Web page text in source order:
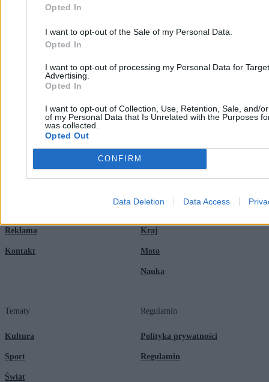
Opted In
I want to opt-out of the Sale of my Personal Data.
Opted In
I want to opt-out of processing my Personal Data for
Advertising.
Opted In
I want to opt-out of Collection, Use, Retention, Sale, and/
of my Personal Data that Is Unrelated with the Purposes
was collected.
Opted Out
CONFIRM
Data Deletion Data Access
31.01.2026
Redakcja
Reklama
Kontakt
Biznes
Kraj
Moto
Nauka
Tematy
Kultura
Sport
Świat
Regulamin
Polityka prywatności
Regulamin